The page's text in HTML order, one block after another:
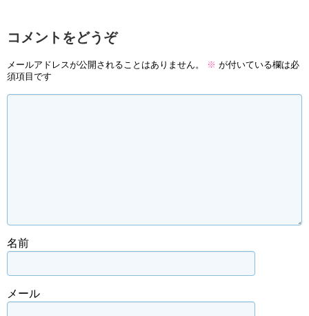
コメントをどうぞ
メールアドレスが公開されることはありません。 ※ が付いている欄は必
須項目です
名前
メール